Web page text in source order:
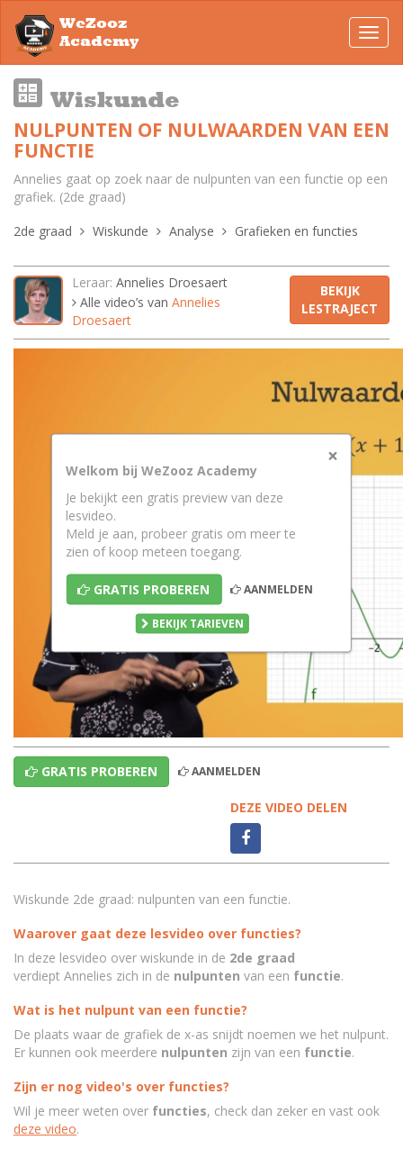
WeZooz
Academy
Wiskunde
NULPUNTEN OF NULWAARDEN VAN EEN
FUNCTIE
Annelies gaat op zoek naar de nulpunten van een functie op een
grafiek. (2de graad)
2de graad
Wiskunde Analyse Grafieken en functies
Leraar: Annelies Droesaert
Alle video’s van Annelies
Droesaert
BEKIJK
LESTRAJECT
×
Welkom bij WeZooz Academy
Je bekijkt een gratis preview van deze
lesvideo.
Meld je aan, probeer gratis om meer te
zien of koop meteen toegang.
GRATIS PROBEREN AANMELDEN
BEKIJK TARIEVEN
GRATIS PROBEREN AANMELDEN
DEZE VIDEO DELEN
Wiskunde 2de graad: nulpunten van een functie.
Waarover gaat deze lesvideo over functies?
In deze lesvideo over wiskunde in de 2de graad
verdiept Annelies zich in de nulpunten van een functie.
Wat is het nulpunt van een functie?
De plaats waar de grafiek de x-as snijdt noemen we het nulpunt.
Er kunnen ook meerdere nulpunten zijn van een functie.
Zijn er nog video's over functies?
Wil je meer weten over functies, check dan zeker en vast ook
deze video.